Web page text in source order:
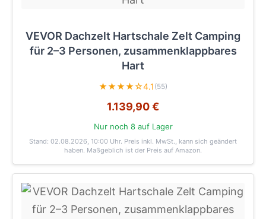
VEVOR Dachzelt Hartschale Zelt Camping
für 2–3 Personen, zusammenklappbares
Hart
★★★★☆4.1 (55)
1.139,90 €
Nur noch 8 auf Lager
Stand: 02.08.2026, 10:00 Uhr. Preis inkl. MwSt., kann sich geändert
haben. Maßgeblich ist der Preis auf Amazon.